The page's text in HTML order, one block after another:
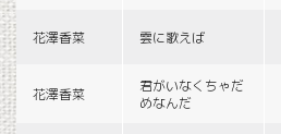
花澤香菜 雲に歌えば
花澤香菜
君がいなくちゃだ
めなんだ